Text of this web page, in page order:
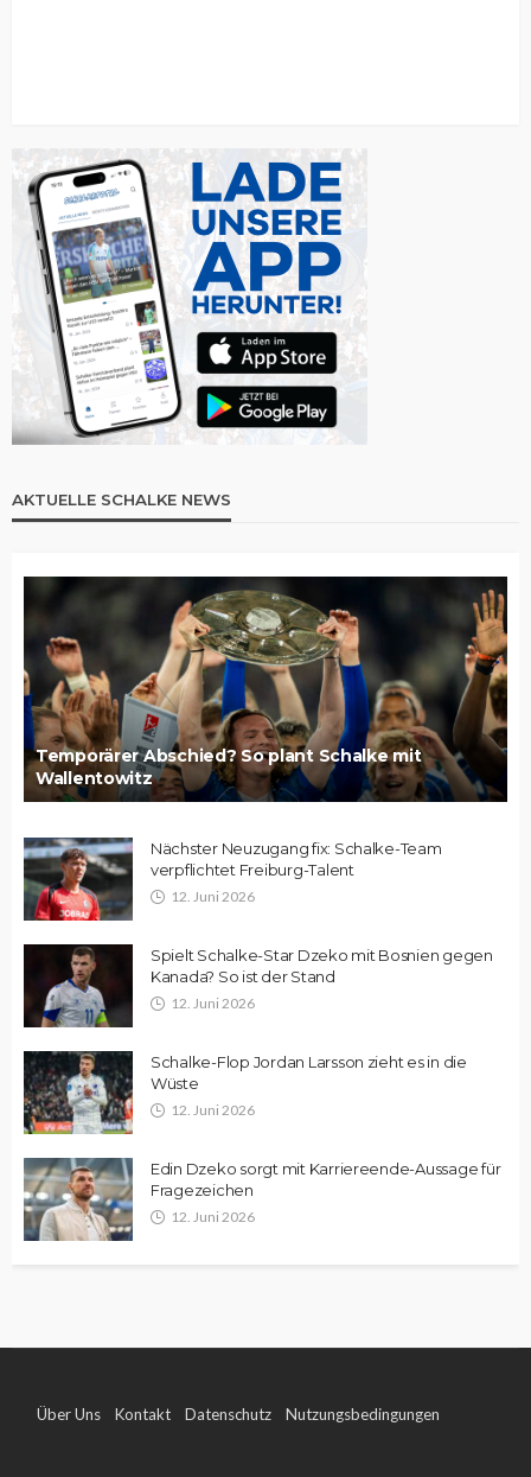
AKTUELLE SCHALKE NEWS
Temporärer Abschied? So plant Schalke mit
Wallentowitz
Nächster Neuzugang fix: Schalke-Team
verpflichtet Freiburg-Talent
12. Juni 2026
Spielt Schalke-Star Dzeko mit Bosnien gegen
Kanada? So ist der Stand
12. Juni 2026
Schalke-Flop Jordan Larsson zieht es in die
Wüste
12. Juni 2026
Edin Dzeko sorgt mit Karriereende-Aussage für
Fragezeichen
12. Juni 2026
Über Uns Kontakt Datenschutz Nutzungsbedingungen